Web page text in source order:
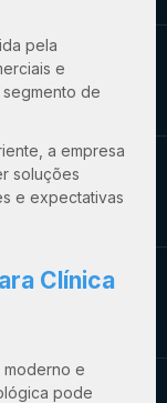
pela
e
de
a empresa
soluções
e expectativas
Clínica
moderno e
pode